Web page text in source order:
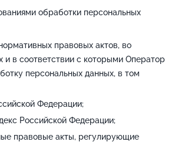
обработки персональных
правовых актов, во
и в соответствии с которыми Оператор
персональных данных, в том
Федерации;
Российской Федерации;
правовые акты, регулирующие